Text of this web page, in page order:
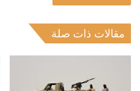
مقالات ذات صلة